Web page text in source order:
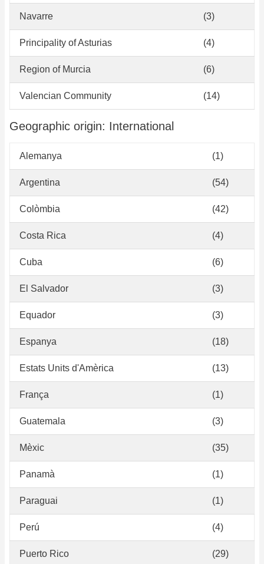
Navarre (3)
Principality of Asturias (4)
Region of Murcia (6)
Valencian Community (14)
Geographic origin: International
Alemanya (1)
Argentina (54)
Colòmbia (42)
Costa Rica (4)
Cuba (6)
El Salvador (3)
Equador (3)
Espanya (18)
Estats Units d'Amèrica (13)
França (1)
Guatemala (3)
Mèxic (35)
Panamà (1)
Paraguai (1)
Perú (4)
Puerto Rico (29)